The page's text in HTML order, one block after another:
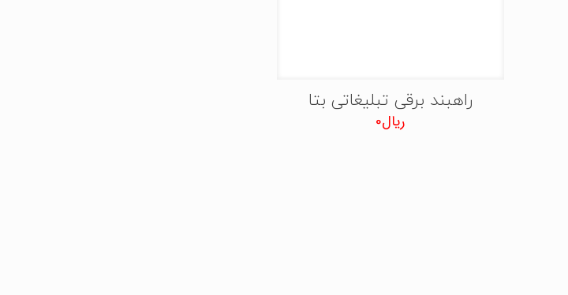
راهبند برقی تبلیغاتی بتا
ریال0